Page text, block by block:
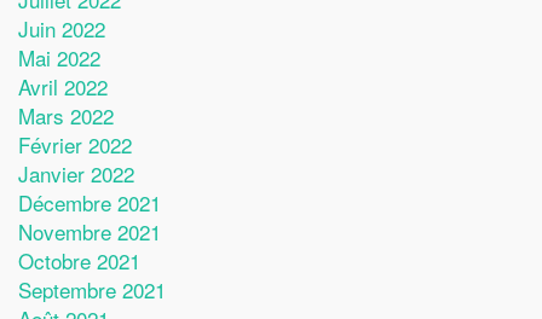
Juin 2022
Mai 2022
Avril 2022
Mars 2022
Février 2022
Janvier 2022
Décembre 2021
Novembre 2021
Octobre 2021
Septembre 2021